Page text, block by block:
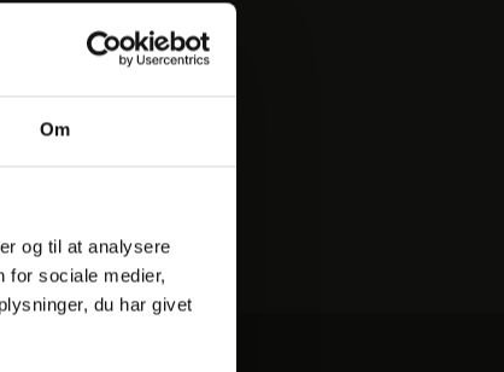
Om
og til at analysere
for sociale medier,
du har givet